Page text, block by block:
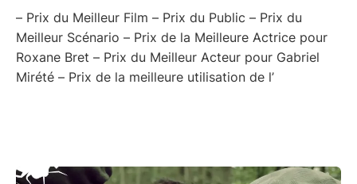
– Prix du Meilleur Film – Prix du Public – Prix du
Meilleur Scénario – Prix de la Meilleure Actrice pour
Roxane Bret – Prix du Meilleur Acteur pour Gabriel
Mirété – Prix de la meilleure utilisation de l’